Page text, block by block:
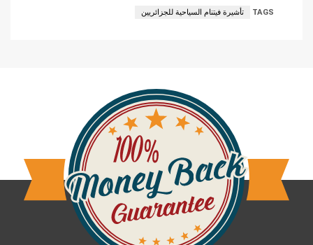
TAGS تأشيرة فيتنام السياحية للجزائريين